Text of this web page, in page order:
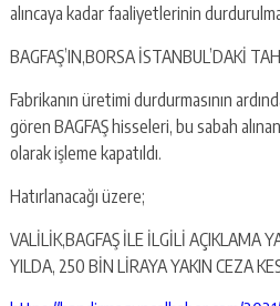
alıncaya kadar faaliyetlerinin
BAGFAŞ’IN,BORSA İSTANBUL’DAKİ
Fabrikanın üretimi durdurmasının
gören BAGFAŞ hisseleri, bu sabah
olarak işleme kapatıldı.
Hatırlanacağı üzere;
VALİLİK,BAGFAŞ İLE İLGİLİ AÇIKLAMA
YILDA, 250 BİN LİRAYA YAKIN CEZA